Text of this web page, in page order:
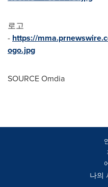
로고
- https://
ogo.jpg
SOURCE Omdia
나의